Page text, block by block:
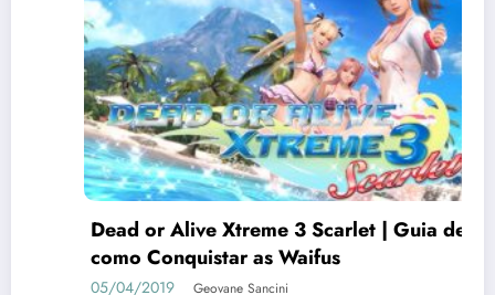
20 anos de PlayStation 2
14/03/2020 Diogo Batista